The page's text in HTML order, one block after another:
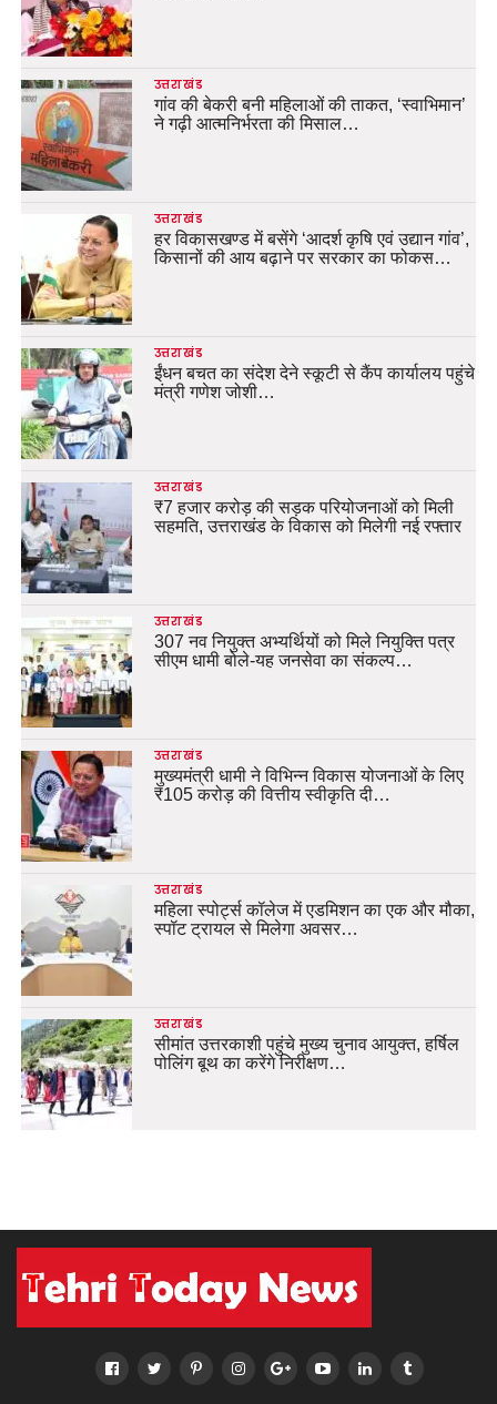
उत्तराखंड
गांव की बेकरी बनी महिलाओं की ताकत, ‘स्वाभिमान’
ने गढ़ी आत्मनिर्भरता की मिसाल…
उत्तराखंड
हर विकासखण्ड में बसेंगे ‘आदर्श कृषि एवं उद्यान गांव’,
किसानों की आय बढ़ाने पर सरकार का फोकस…
उत्तराखंड
ईंधन बचत का संदेश देने स्कूटी से कैंप कार्यालय पहुंचे
मंत्री गणेश जोशी…
उत्तराखंड
₹7 हजार करोड़ की सड़क परियोजनाओं को मिली
सहमति, उत्तराखंड के विकास को मिलेगी नई रफ्तार
उत्तराखंड
307 नव नियुक्त अभ्यर्थियों को मिले नियुक्ति पत्र
सीएम धामी बोले-यह जनसेवा का संकल्प…
उत्तराखंड
मुख्यमंत्री धामी ने विभिन्न विकास योजनाओं के लिए
₹105 करोड़ की वित्तीय स्वीकृति दी…
उत्तराखंड
महिला स्पोर्ट्स कॉलेज में एडमिशन का एक और मौका,
स्पॉट ट्रायल से मिलेगा अवसर…
उत्तराखंड
सीमांत उत्तरकाशी पहुंचे मुख्य चुनाव आयुक्त, हर्षिल
पोलिंग बूथ का करेंगे निरीक्षण…